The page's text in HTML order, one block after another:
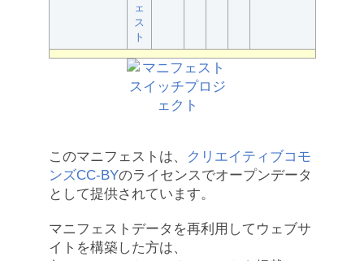
ェ
ス
ト
このマニフェストは、
クリエイティブコモ
ンズCC-BYのライセンスでオープンデータ
として提供されています。
マニフェストデータを再利用してウェブサ
イトを構築した方は、